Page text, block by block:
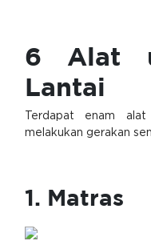
6 Alat
Lantai
Terdapat enam
melakukan gerakan
1. Matras